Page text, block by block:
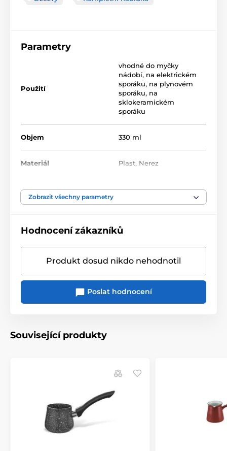
Parametry
Použití
vhodné do myčky
nádobí, na elektrickém
sporáku, na plynovém
sporáku, na
sklokeramickém
sporáku
Objem 330 ml
Materiál Plast, Nerez
Zobrazit všechny parametry
Hodnocení zákazníků
Produkt dosud nikdo nehodnotil
Poslat hodnocení
Související produkty